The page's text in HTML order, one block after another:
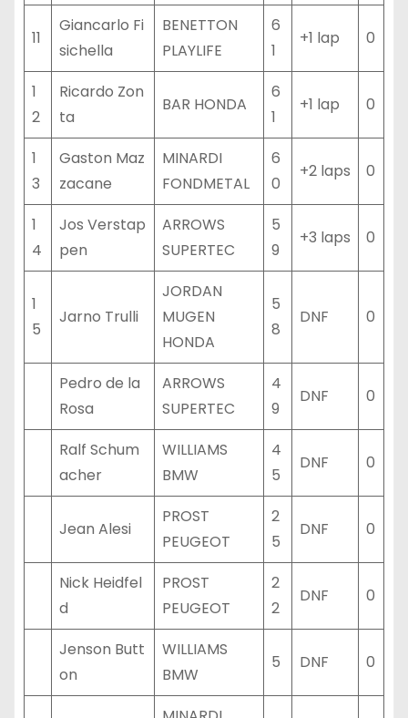
11
Giancarlo Fi
sichella
BENETTON
PLAYLIFE
6
1
+1 lap 0
1
2
Ricardo Zon
ta
BAR HONDA
6
1
+1 lap 0
1
3
Gaston Maz
zacane
MINARDI
FONDMETAL
6
0
+2 laps 0
1
4
Jos Verstap
pen
ARROWS
SUPERTEC
5
9
+3 laps 0
1
5
Jarno Trulli
JORDAN
MUGEN
HONDA
5
8
DNF 0
Pedro de la
Rosa
ARROWS
SUPERTEC
4
9
DNF 0
Ralf Schum
acher
WILLIAMS
BMW
4
5
DNF 0
Jean Alesi
PROST
PEUGEOT
2
5
DNF 0
Nick Heidfel
d
PROST
PEUGEOT
2
2
DNF 0
Jenson Butt
on
WILLIAMS
BMW
5 DNF 0